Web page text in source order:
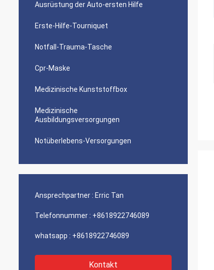
Ausrüstung der Auto-ersten Hilfe
Erste-Hilfe-Tourniquet
Notfall-Trauma-Tasche
Cpr-Maske
Medizinische Kunststoffbox
Medizinische
Ausbildungsversorgungen
Notüberlebens-Versorgungen
Ansprechpartner : Erric Tan
Telefonnummer : +8618922746089
whatsapp : +8618922746089
Kontakt